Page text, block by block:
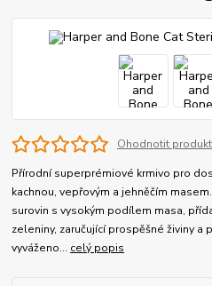
Ohodnotit produkt
Přírodní superprémiové krmivo pro
kachnou, vepřovým a jehněčím
surovin s vysokým podílem masa,
zeleniny, zaručující prospěšné živiny a
vyváženo... celý popis